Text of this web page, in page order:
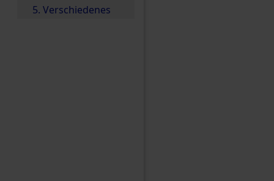
5. Verschiedenes